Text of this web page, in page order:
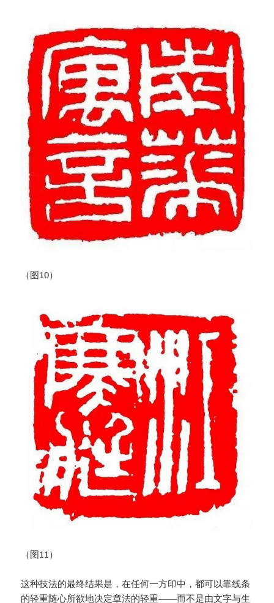
（图10）
（图11）
这种技法的最终结果是，在任何一方印中，都可以靠线条
的轻重随心所欲地决定章法的轻重——而不是由文字与生